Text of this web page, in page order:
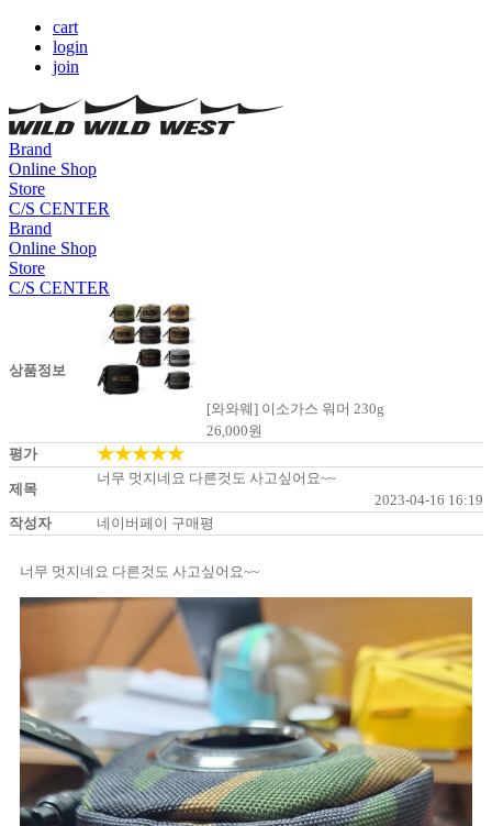
cart
login
join
Brand
Online Shop
Store
C/S CENTER
Brand
Online Shop
Store
C/S CENTER
상품정보
[와와웨] 이소가스 워머 230g
26,000원
평가
★★★★★
제목
너무 멋지네요 다른것도 사고싶어요~~
2023-04-16 16:19
작성자
네이버페이 구매평
너무 멋지네요 다른것도 사고싶어요~~